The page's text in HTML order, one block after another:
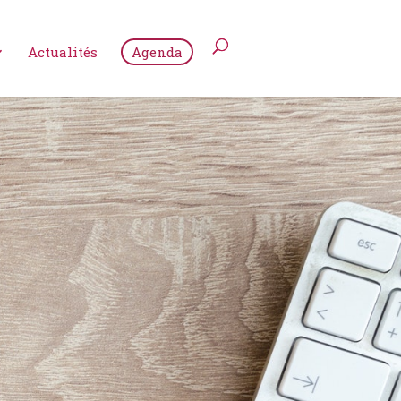
Actualités Agenda